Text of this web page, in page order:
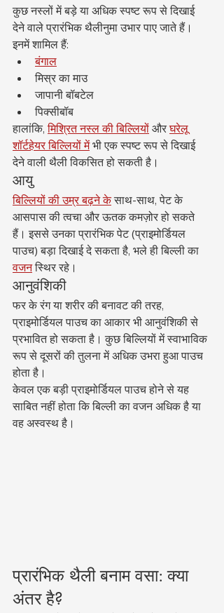
कुछ नस्लों में बड़े या अधिक स्पष्ट रूप से दिखाई
देने वाले प्रारंभिक थैलीनुमा उभार पाए जाते हैं।
इनमें शामिल हैं:
बंगाल
मिस्र का माउ
जापानी बॉबटेल
पिक्सीबॉब
हालांकि, मिश्रित नस्ल की बिल्लियों और घरेलू
शॉर्टहेयर बिल्लियों में भी एक स्पष्ट रूप से दिखाई
देने वाली थैली विकसित हो सकती है।
आयु
बिल्लियों की उम्र बढ़ने के साथ-साथ, पेट के
आसपास की त्वचा और ऊतक कमज़ोर हो सकते
हैं। इससे उनका प्रारंभिक पेट (प्राइमोर्डियल
पाउच) बड़ा दिखाई दे सकता है, भले ही बिल्ली का
वजन स्थिर रहे।
आनुवंशिकी
फर के रंग या शरीर की बनावट की तरह,
प्राइमोर्डियल पाउच का आकार भी आनुवंशिकी से
प्रभावित हो सकता है। कुछ बिल्लियों में स्वाभाविक
रूप से दूसरों की तुलना में अधिक उभरा हुआ पाउच
होता है।
केवल एक बड़ी प्राइमोर्डियल पाउच होने से यह
साबित नहीं होता कि बिल्ली का वजन अधिक है या
वह अस्वस्थ है।
प्रारंभिक थैली बनाम वसा: क्या
अंतर है?